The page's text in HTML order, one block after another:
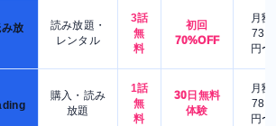
放
読み放題・
レンタル
3話
無
料
初回
70%OFF
月額
730
円〜
購入・読み
放題
1話
無
料
30日無料
体験
月額
780
円〜